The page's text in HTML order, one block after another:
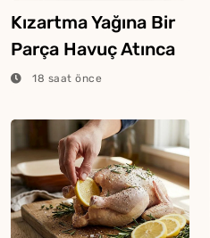
Kızartma Yağına Bir
Parça Havuç Atınca
Ne Olur?
18 saat önce